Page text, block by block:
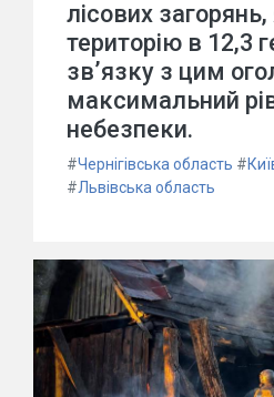
лісових
територію в 12,3
зв’язку з цим
максимальний
небезпеки.
#Чернігівська область #
#Львівська область